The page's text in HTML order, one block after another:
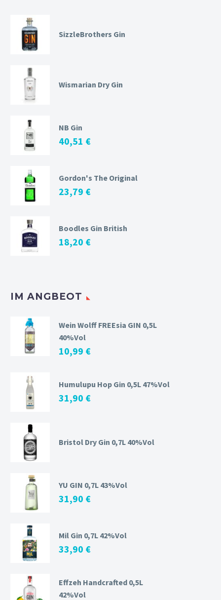
SizzleBrothers Gin
Wismarian Dry Gin
NB Gin
40,51 €
Gordon's The Original
23,79 €
Boodles Gin British
18,20 €
IM ANGBEOT
Wein Wolff FREEsia GIN 0,5L
40%Vol
10,99 €
Humulupu Hop Gin 0,5L 47%Vol
31,90 €
Bristol Dry Gin 0,7L 40%Vol
YU GIN 0,7L 43%Vol
31,90 €
Mil Gin 0,7L 42%Vol
33,90 €
Effzeh Handcrafted 0,5L
42%Vol